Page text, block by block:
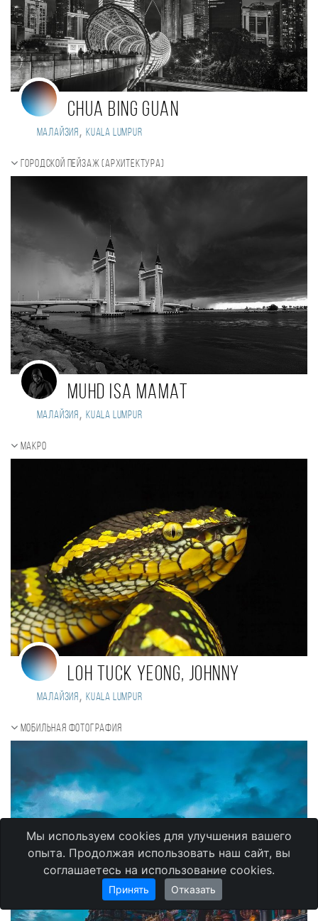
Chua Bing Guan
Малайзия , Kuala Lumpur
Городской пейзаж (Архитектура)
muhd isa mamat
Малайзия , kuala lumpur
Макро
Loh Tuck Yeong, Johnny
Малайзия , Kuala Lumpur
Мобильная фотография
Мы используем cookies для улучшения вашего
опыта. Продолжая использовать наш сайт, вы
соглашаетесь на использование cookies.
Принять Отказать